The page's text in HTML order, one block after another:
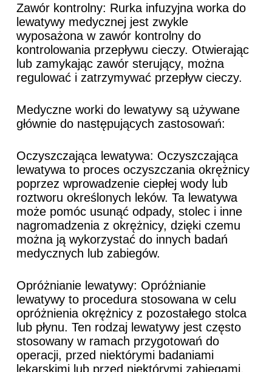
Zawór kontrolny: Rurka infuzyjna worka do
lewatywy medycznej jest zwykle
wyposażona w zawór kontrolny do
kontrolowania przepływu cieczy. Otwierając
lub zamykając zawór sterujący, można
regulować i zatrzymywać przepływ cieczy.
Medyczne worki do lewatywy są używane
głównie do następujących zastosowań:
Oczyszczająca lewatywa: Oczyszczająca
lewatywa to proces oczyszczania okrężnicy
poprzez wprowadzenie ciepłej wody lub
roztworu określonych leków. Ta lewatywa
może pomóc usunąć odpady, stolec i inne
nagromadzenia z okrężnicy, dzięki czemu
można ją wykorzystać do innych badań
medycznych lub zabiegów.
Opróżnianie lewatywy: Opróżnianie
lewatywy to procedura stosowana w celu
opróżnienia okrężnicy z pozostałego stolca
lub płynu. Ten rodzaj lewatywy jest często
stosowany w ramach przygotowań do
operacji, przed niektórymi badaniami
lekarskimi lub przed niektórymi zabiegami.